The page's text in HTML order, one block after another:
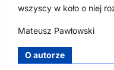
wszyscy w koło o niej
Mateusz Pawłowski
O autorze